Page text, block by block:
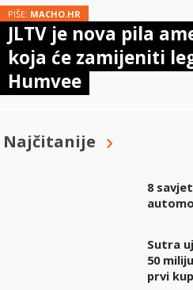
PIŠE: MACHO.HR
JLTV je nova pila
koja će zamijeniti
Humvee
Najčitanije
8
Sutra
50
prvi